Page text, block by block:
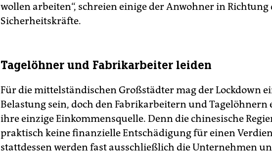
wollen arbeiten“, schreien einige der Anwohner in Richtung
Sicherheitskräfte.
Tagelöhner und Fabrikarbeiter leiden
Für die mittelständischen Großstädter mag der Lockdown
Belastung sein, doch den Fabrikarbeitern und Tagelöhnern
ihre einzige Einkommensquelle. Denn die chinesische
praktisch keine finanzielle Entschädigung für einen
stattdessen werden fast ausschließlich die Unternehmen